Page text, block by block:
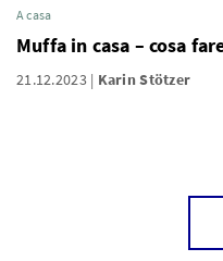
A casa
Muffa in casa – cosa
21.12.2023 Karin Stötzer